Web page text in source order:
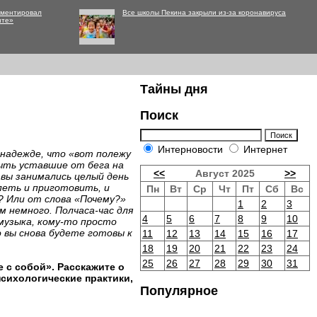
Все школы Пекина закрыли из-за коронавируса
что «вот полежу
уставшие от бега на
занимались целый день
и приготовить, и
Или от слова «Почему?»
немного. Полчаса-час для
кому-то просто
снова будете готовы к
собой». Расскажите о
практики,
Тайны дня
Поиск
Интерновости Интернет
<< Август 2025
>>
Пн
Вт Ср Чт Пт Сб
Вс
1
2
3
4
5 6 7 8 9
10
11
12 13 14 15 16
17
18
19 20 21 22 23
24
25
26 27 28 29 30 31
Популярное